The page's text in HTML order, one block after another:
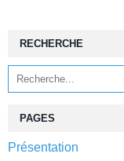
RECHERCHE
PAGES
Présentation